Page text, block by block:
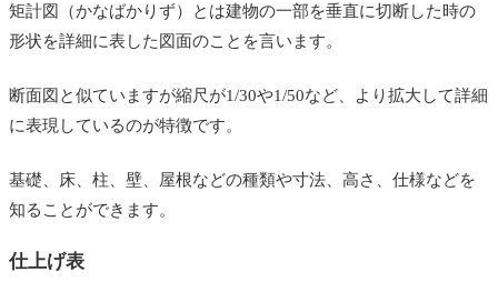
矩計図（かなばかりず）とは建物の一部を垂直に切断した時の
形状を詳細に表した図面のことを言います。
断面図と似ていますが縮尺が1/30や1/50など、より拡大して詳細
に表現しているのが特徴です。
基礎、床、柱、壁、屋根などの種類や寸法、高さ、仕様などを
知ることができます。
仕上げ表